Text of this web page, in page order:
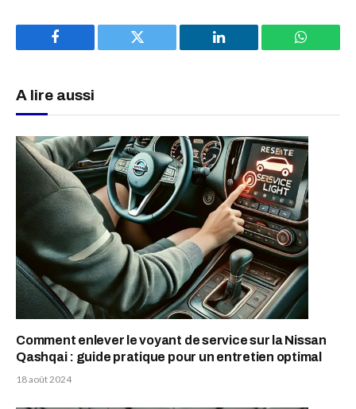
Facebook Twitter LinkedIn
A lire aussi
Comment enlever le voyant de service sur la Nissan
Qashqai : guide pratique pour un entretien optimal
18 août 2024